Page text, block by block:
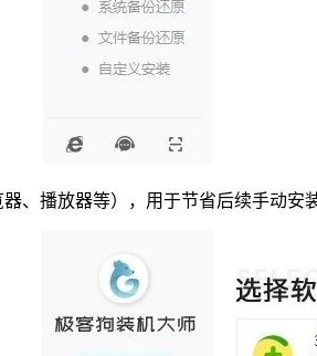
、播放器等），用于节省后续手动安